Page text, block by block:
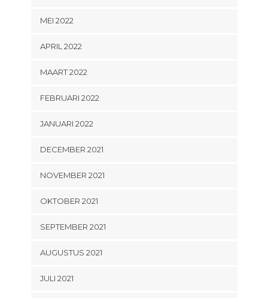
MEI 2022
APRIL 2022
MAART 2022
FEBRUARI 2022
JANUARI 2022
DECEMBER 2021
NOVEMBER 2021
OKTOBER 2021
SEPTEMBER 2021
AUGUSTUS 2021
JULI 2021